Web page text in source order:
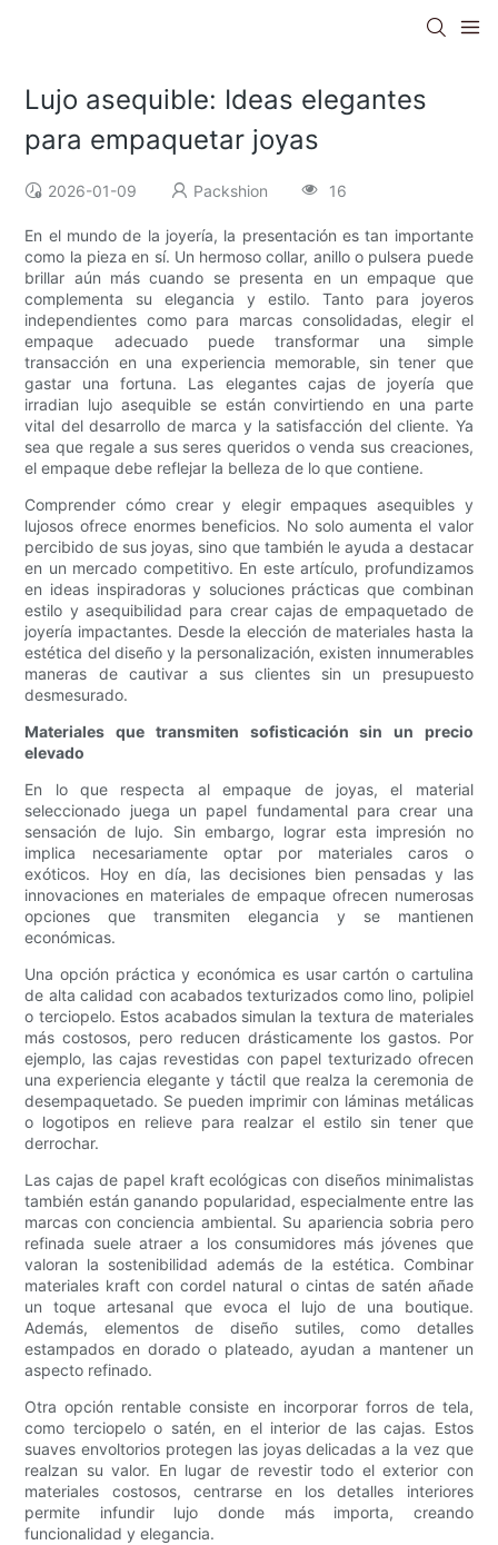
Lujo asequible: Ideas elegantes
para empaquetar joyas
2026-01-09 Packshion 16
En el mundo de la joyería, la presentación es tan importante
como la pieza en sí. Un hermoso collar, anillo o pulsera puede
brillar aún más cuando se presenta en un empaque que
complementa su elegancia y estilo. Tanto para joyeros
independientes como para marcas consolidadas, elegir el
empaque adecuado puede transformar una simple
transacción en una experiencia memorable, sin tener que
gastar una fortuna. Las elegantes cajas de joyería que
irradian lujo asequible se están convirtiendo en una parte
vital del desarrollo de marca y la satisfacción del cliente. Ya
sea que regale a sus seres queridos o venda sus creaciones,
el empaque debe reflejar la belleza de lo que contiene.
Comprender cómo crear y elegir empaques asequibles y
lujosos ofrece enormes beneficios. No solo aumenta el valor
percibido de sus joyas, sino que también le ayuda a destacar
en un mercado competitivo. En este artículo, profundizamos
en ideas inspiradoras y soluciones prácticas que combinan
estilo y asequibilidad para crear cajas de empaquetado de
joyería impactantes. Desde la elección de materiales hasta la
estética del diseño y la personalización, existen innumerables
maneras de cautivar a sus clientes sin un presupuesto
desmesurado.
Materiales que transmiten sofisticación sin un precio
elevado
En lo que respecta al empaque de joyas, el material
seleccionado juega un papel fundamental para crear una
sensación de lujo. Sin embargo, lograr esta impresión no
implica necesariamente optar por materiales caros o
exóticos. Hoy en día, las decisiones bien pensadas y las
innovaciones en materiales de empaque ofrecen numerosas
opciones que transmiten elegancia y se mantienen
económicas.
Una opción práctica y económica es usar cartón o cartulina
de alta calidad con acabados texturizados como lino, polipiel
o terciopelo. Estos acabados simulan la textura de materiales
más costosos, pero reducen drásticamente los gastos. Por
ejemplo, las cajas revestidas con papel texturizado ofrecen
una experiencia elegante y táctil que realza la ceremonia de
desempaquetado. Se pueden imprimir con láminas metálicas
o logotipos en relieve para realzar el estilo sin tener que
derrochar.
Las cajas de papel kraft ecológicas con diseños minimalistas
también están ganando popularidad, especialmente entre las
marcas con conciencia ambiental. Su apariencia sobria pero
refinada suele atraer a los consumidores más jóvenes que
valoran la sostenibilidad además de la estética. Combinar
materiales kraft con cordel natural o cintas de satén añade
un toque artesanal que evoca el lujo de una boutique.
Además, elementos de diseño sutiles, como detalles
estampados en dorado o plateado, ayudan a mantener un
aspecto refinado.
Otra opción rentable consiste en incorporar forros de tela,
como terciopelo o satén, en el interior de las cajas. Estos
suaves envoltorios protegen las joyas delicadas a la vez que
realzan su valor. En lugar de revestir todo el exterior con
materiales costosos, centrarse en los detalles interiores
permite infundir lujo donde más importa, creando
funcionalidad y elegancia.